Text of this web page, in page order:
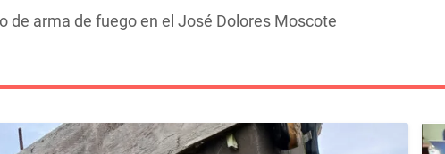
de arma de fuego en el José Dolores Moscote